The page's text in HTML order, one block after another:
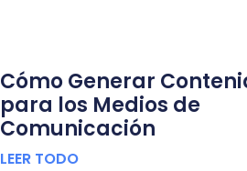
Cómo Generar
para los Medios de
Comunicación
LEER TODO